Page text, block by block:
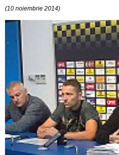
(10 noiembrie 2014)